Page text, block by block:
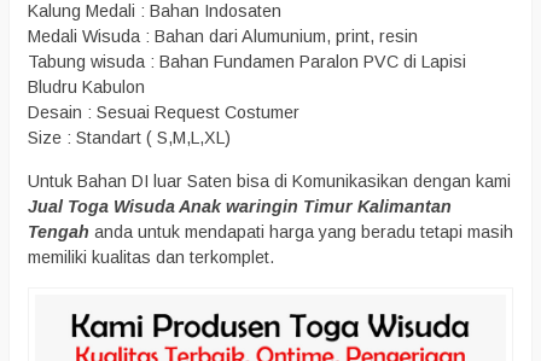
Kalung Medali : Bahan Indosaten
Medali Wisuda : Bahan dari Alumunium, print, resin
Tabung wisuda : Bahan Fundamen Paralon PVC di Lapisi
Bludru Kabulon
Desain : Sesuai Request Costumer
Size : Standart ( S,M,L,XL)
Untuk Bahan DI luar Saten bisa di Komunikasikan dengan kami
Jual Toga Wisuda Anak waringin Timur Kalimantan
Tengah anda untuk mendapati harga yang beradu tetapi masih
memiliki kualitas dan terkomplet.